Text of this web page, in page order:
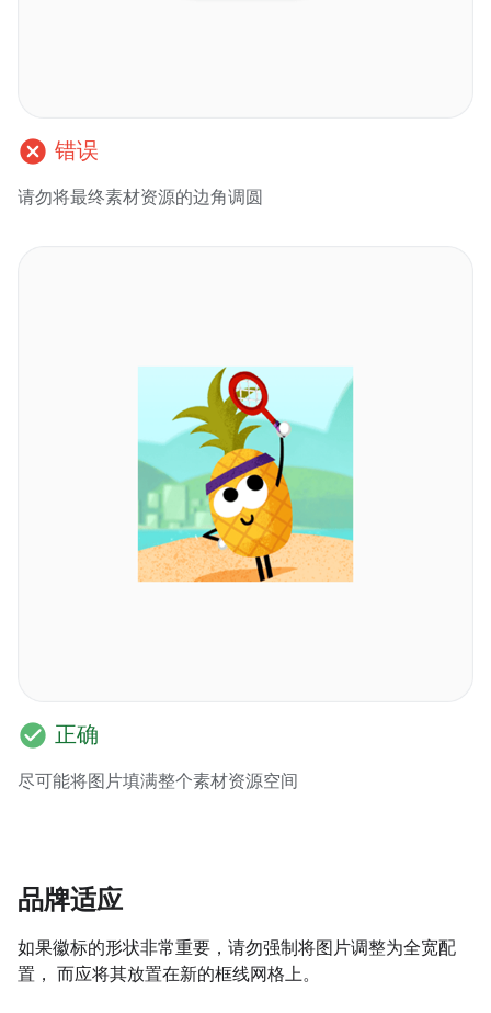
cancel 错误
请勿将最终素材资源的边角调圆
check_circle 正确
尽可能将图片填满整个素材资源空间
品牌适应
如果徽标的形状非常重要，请勿强制将图片调整为全宽配
置， 而应将其放置在新的框线网格上。